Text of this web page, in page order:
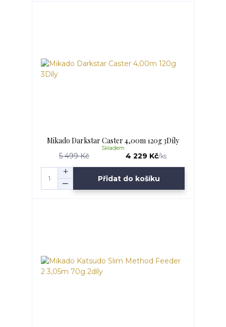
Mikado Darkstar Caster 4,00m 120g 3Díly
5 499 Kč 4 229 Kč/ks
Skladem
Přidat do košíku